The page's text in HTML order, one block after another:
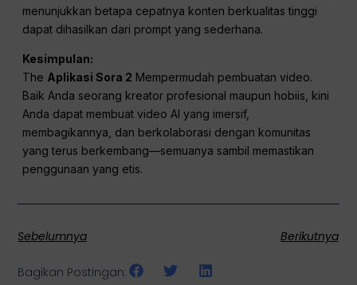
menunjukkan betapa cepatnya konten berkualitas tinggi
dapat dihasilkan dari prompt yang sederhana.
Kesimpulan:
The Aplikasi Sora 2 Mempermudah pembuatan video.
Baik Anda seorang kreator profesional maupun hobiis, kini
Anda dapat membuat video AI yang imersif,
membagikannya, dan berkolaborasi dengan komunitas
yang terus berkembang—semuanya sambil memastikan
penggunaan yang etis.
Sebelumnya Berikutnya
Bagikan Postingan: